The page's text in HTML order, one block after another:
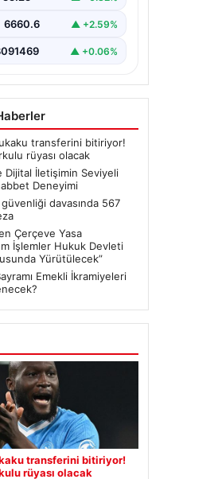
6660.6 ▲ +2.59%
▲ +0.06%
transferini bitiriyor!
rüyası olacak
Dijital İletişimin Seviyeli
Deneyimi
davasında 567
Çerçeve Yasa
İşlemler Hukuk Devleti
Yürütülecek”
Emekli İkramiyeleri
transferini bitiriyor!
rüyası olacak